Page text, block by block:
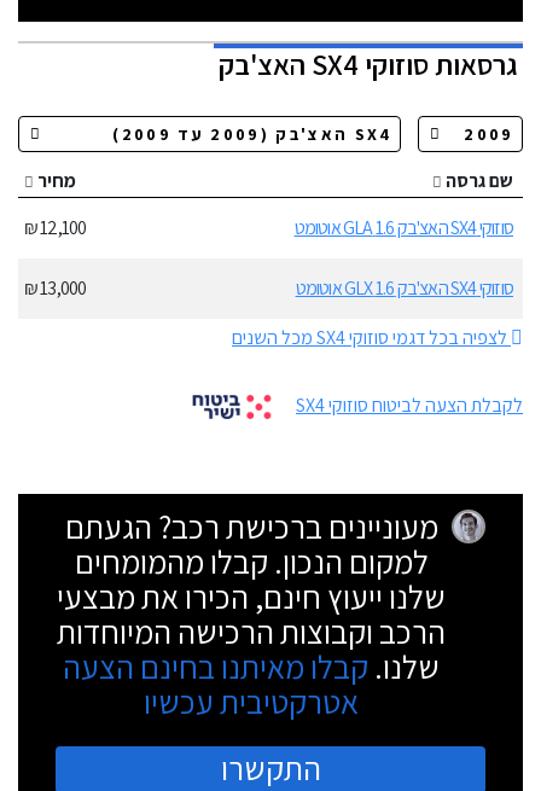
גרסאותסוזוקי SX4 האצ'בק
שם גרסה
מחיר
סוזוקי SX4 האצ'בק 1.6 GLA אוטומט
12,100 ₪
סוזוקי SX4 האצ'בק 1.6 GLX אוטומט
13,000 ₪
לצפיה בכל דגמי סוזוקי SX4 מכל השנים
לקבלת הצעה לביטוח סוזוקי SX4
מעוניינים ברכישת רכב? הגעתם
למקום הנכון. קבלו מהמומחים
שלנו ייעוץ חינם, הכירו את מבצעי
הרכב וקבוצות הרכישה המיוחדות
שלנו. קבלו מאיתנו בחינם הצעה
אטרקטיבית עכשיו
התקשרו